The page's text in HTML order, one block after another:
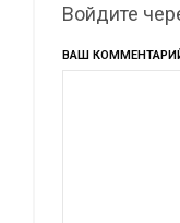
Войдите
ВАШ